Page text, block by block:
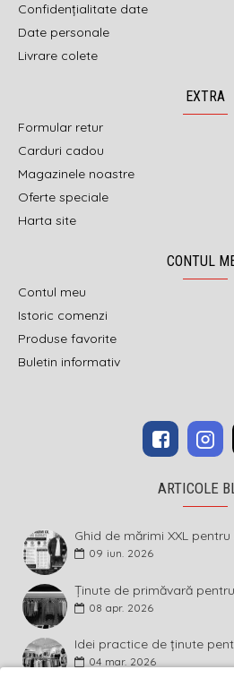
Confidențialitate date
Date personale
Livrare colete
EXTRA
Formular retur
Carduri cadou
Magazinele noastre
Oferte speciale
Harta site
CONTUL
Contul meu
Istoric comenzi
Produse favorite
Buletin informativ
ARTICOLE
09 iun. 2026
Ținute de primăvară
08 apr. 2026
04 mar. 2026